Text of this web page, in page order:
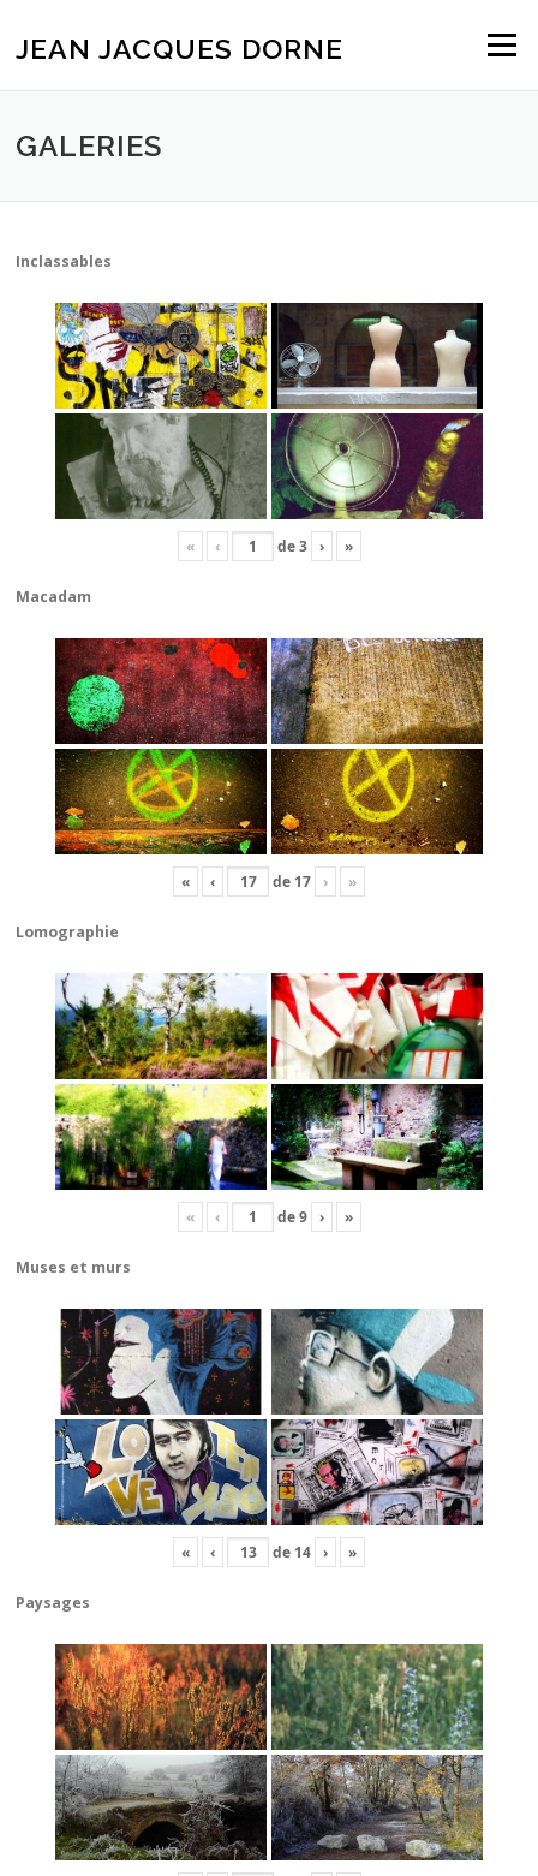
contenu
JEAN JACQUES DORNE Menu
GALERIES
Inclassables
« ‹ de3 › »
Macadam
« ‹ de 17 › »
Lomographie
« ‹ de9 › »
Muses et murs
« ‹ de 14 › »
Paysages